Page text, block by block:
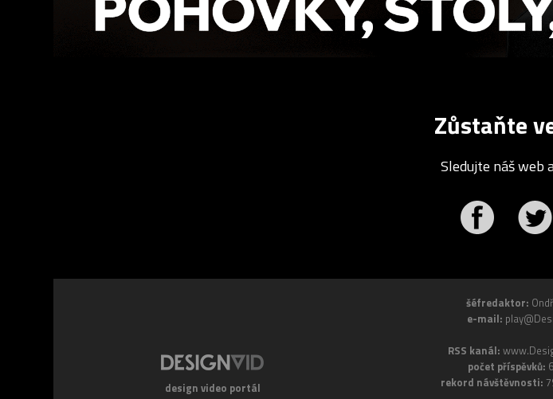
Zůstaňte
Sledujte náš web
design video portál
šéfredaktor:
e-mail:
RSS kanál:
počet příspěvků:
rekord návštěvnosti: